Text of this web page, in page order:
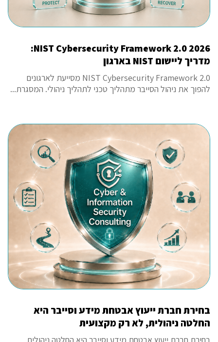
NIST Cybersecurity Framework 2.0 2026:
מדריך ליישום NIST בארגון
NIST Cybersecurity Framework 2.0 מסייעת לארגונים
להפוך את ניהול הסייבר מתהליך טכני לתהליך ניהולי. המסגרת...
בחירת חברת ייעוץ אבטחת מידע וסייבר היא
החלטה ניהולית, לא רק מקצועית